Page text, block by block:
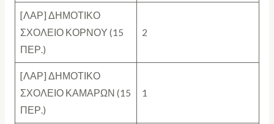
[ΛΑΡ] ΔΗΜΟΤΙΚΟ
ΣΧΟΛΕΙΟ ΚΟΡΝΟΥ (15
ΠΕΡ.)
2
[ΛΑΡ] ΔΗΜΟΤΙΚΟ
ΣΧΟΛΕΙΟ ΚΑΜΑΡΩΝ (15
ΠΕΡ.)
1